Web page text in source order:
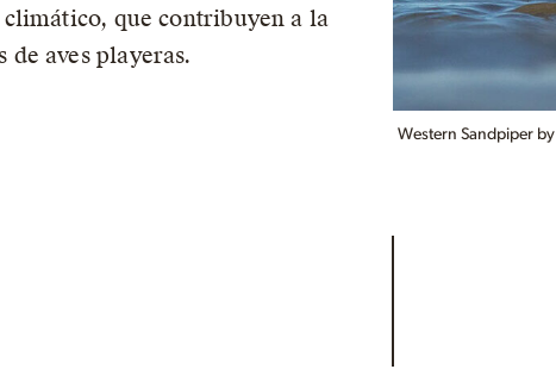
que contribuyen a la
aves playeras.
Western Sandpiper by